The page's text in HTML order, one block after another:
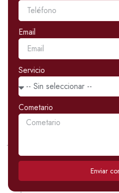
Email
Servicio
Cometario
Enviar